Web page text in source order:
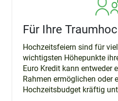
Für Ihre
Hochzeitsfeiern sind für
wichtigsten Höhepunkte
Euro Kredit kann entweder
Rahmen ermöglichen oder
Hochzeitsbudget kräftig